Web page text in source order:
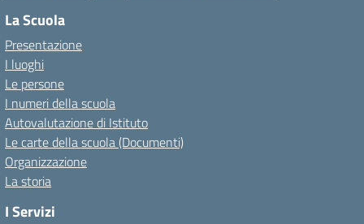
La Scuola
Presentazione
I luoghi
Le persone
I numeri della scuola
Autovalutazione di Istituto
Le carte della scuola (Documenti)
Organizzazione
La storia
I Servizi